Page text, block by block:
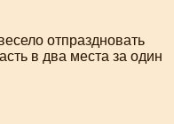
отпраздновать
в два места за один